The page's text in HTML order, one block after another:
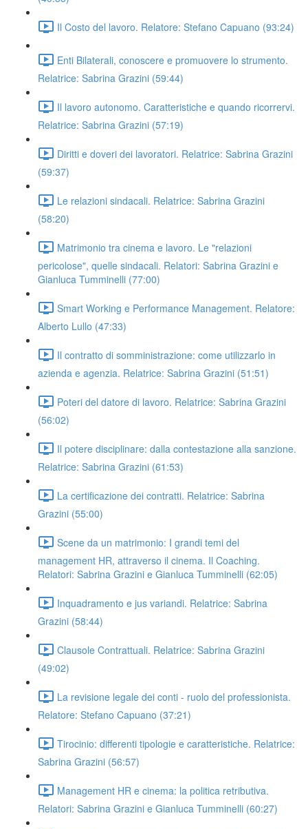
Il Costo del lavoro. Relatore: Stefano Capuano (93:24)
Enti Bilaterali, conoscere e promuovere lo strumento.
Relatrice: Sabrina Grazini (59:44)
Il lavoro autonomo. Caratteristiche e quando ricorrervi.
Relatrice: Sabrina Grazini (57:19)
Diritti e doveri dei lavoratori. Relatrice: Sabrina Grazini
(59:37)
Le relazioni sindacali. Relatrice: Sabrina Grazini
(58:20)
Matrimonio tra cinema e lavoro. Le "relazioni
pericolose", quelle sindacali. Relatori: Sabrina Grazini e
Gianluca Tumminelli (77:00)
Smart Working e Performance Management. Relatore:
Alberto Lullo (47:33)
Il contratto di somministrazione: come utilizzarlo in
azienda e agenzia. Relatrice: Sabrina Grazini (51:51)
Poteri del datore di lavoro. Relatrice: Sabrina Grazini
(56:02)
Il potere disciplinare: dalla contestazione alla sanzione.
Relatrice: Sabrina Grazini (61:53)
La certificazione dei contratti. Relatrice: Sabrina
Grazini (55:00)
Scene da un matrimonio: I grandi temi del
management HR, attraverso il cinema. Il Coaching.
Relatori: Sabrina Grazini e Gianluca Tumminelli (62:05)
Inquadramento e jus variandi. Relatrice: Sabrina
Grazini (58:44)
Clausole Contrattuali. Relatrice: Sabrina Grazini
(49:02)
La revisione legale dei conti - ruolo del professionista.
Relatore: Stefano Capuano (37:21)
Tirocinio: differenti tipologie e caratteristiche. Relatrice:
Sabrina Grazini (56:57)
Management HR e cinema: la politica retributiva.
Relatori: Sabrina Grazini e Gianluca Tumminelli (60:27)